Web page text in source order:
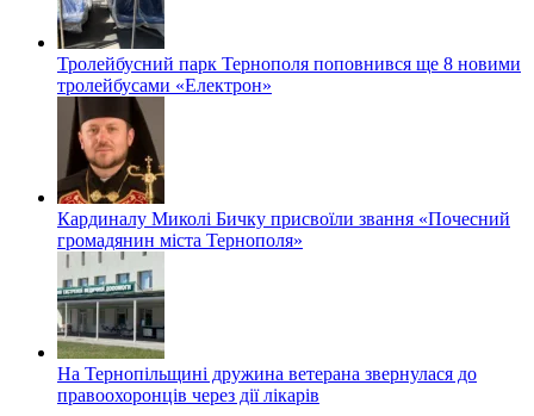
Тролейбусний парк Тернополя поповнився ще 8 новими
тролейбусами «Електрон»
Кардиналу Миколі Бичку присвоїли звання «Почесний
громадянин міста Тернополя»
На Тернопільщині дружина ветерана звернулася до
правоохоронців через дії лікарів